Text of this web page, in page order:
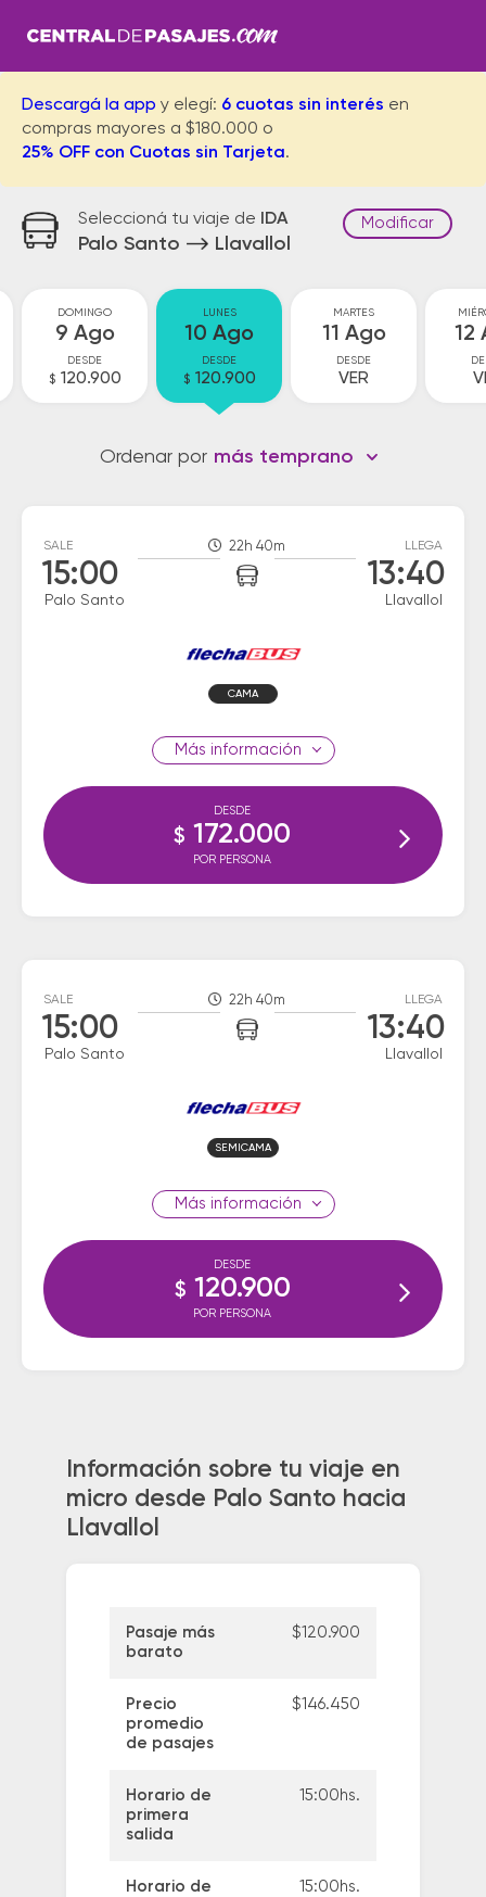
Descargá la app y elegí: 6 cuotas sin interés en
compras mayores a $180.000 o
25% OFF con Cuotas sin Tarjeta.
Seleccioná tu viaje de IDA
Palo Santo Llavallol
Modificar
DOMINGO
9 Ago
DESDE
$ 120.900
LUNES
10 Ago
DESDE
$ 120.900
MARTES
11 Ago
DESDE
VER
12
Ordenar por más temprano
SALE
15:00
Palo Santo
22h 40m LLEGA
13:40
Llavallol
CAMA
información
DESDE
$ 172.000
POR PERSONA
SALE
15:00
Palo Santo
22h 40m LLEGA
13:40
Llavallol
SEMICAMA
información
DESDE
$ 120.900
POR PERSONA
Información sobre tu viaje en
micro desde Palo Santo hacia
Llavallol
Pasaje más
barato
$120.900
Precio
promedio
de pasajes
$146.450
Horario de
primera
salida
15:00hs.
Horario de
15:00hs.